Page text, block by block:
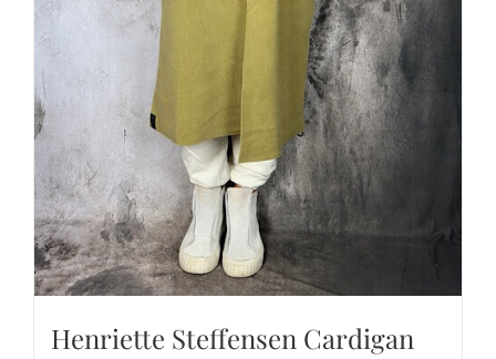
Henriette Steffensen Cardigan